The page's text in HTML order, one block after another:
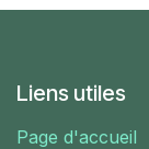
Liens utiles
Page d'accueil